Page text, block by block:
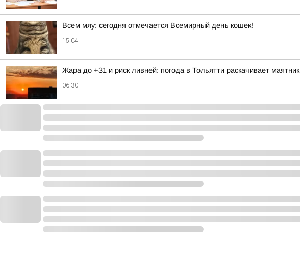
Всем мяу: сегодня отмечается Всемирный день кошек!
15:04
Жара до +31 и риск ливней: погода в Тольятти раскачивает маятник
06:30